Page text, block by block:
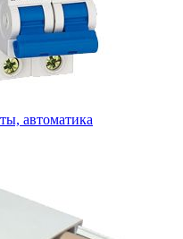
автоматика